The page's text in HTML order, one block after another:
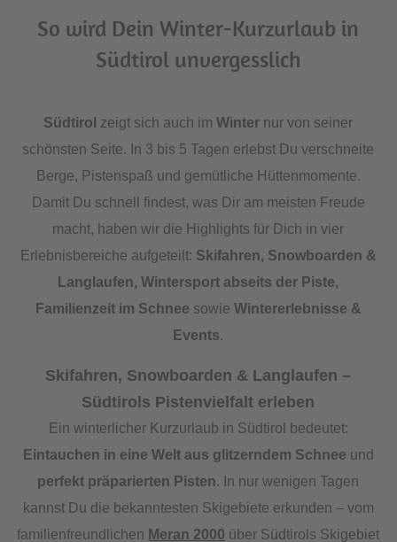
So wird Dein Winter-Kurzurlaub in
Südtirol unvergesslich
Südtirol zeigt sich auch imWinter nur von seiner
schönsten Seite. In 3 bis 5 Tagen erlebst Du verschneite
Berge, Pistenspaß und gemütliche Hüttenmomente.
Damit Du schnell findest, was Dir am meisten Freude
macht, haben wir die Highlights für Dich in vier
Erlebnisbereiche aufgeteilt: Skifahren, Snowboarden &
Langlaufen, Wintersport abseits der Piste,
Familienzeit im Schnee sowie Wintererlebnisse &
Events.
Skifahren, Snowboarden & Langlaufen –
Südtirols Pistenvielfalt erleben
Ein winterlicher Kurzurlaub in Südtirol bedeutet:
Eintauchen in eine Welt aus glitzerndem Schnee und
perfekt präparierten Pisten. In nur wenigen Tagen
kannst Du die bekanntesten Skigebiete erkunden – vom
familienfreundlichen Meran 2000 über Südtirols Skigebiet